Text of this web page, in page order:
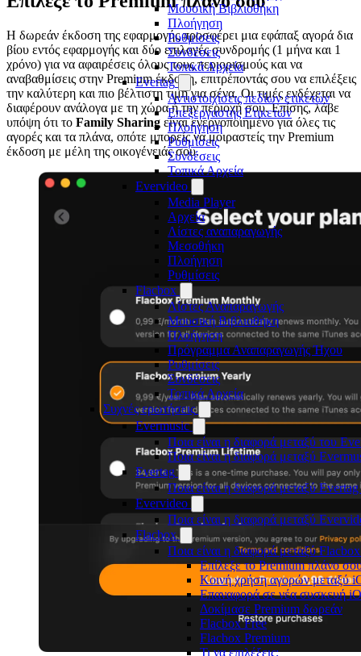
Μουσική Βιβλιοθήκη
Πλοήγηση
Ρυθμίσεις
Συνδέσεις
Τοπικά Αρχεία
Evertag
Αντιστοιχίσεις πεδίων ετικετών
Επεξεργαστής Ετικετών
Πλοήγηση
Ρυθμίσεις
Συνδέσεις
Τοπικά Αρχεία
Evervideo
Media Player
Αρχεία
Λίστες αναπαραγωγής
Μεσοθήκη
Πλοήγηση
Ρυθμίσεις
Flacbox
Λίστες Αναπαραγωγής
Μουσική Βιβλιοθήκη
Πλοήγηση
Πρόγραμμα Αναπαραγωγής Ήχου
Ρυθμίσεις
Συνδέσεις
Τοπικά Αρχεία
Συχνές ερωτήσεις
Evermusic
Ποια είναι η διαφορά μεταξύ του
Ποια είναι η διαφορά μεταξύ
Evertag
Ποια είναι η διαφορά μεταξύ
Evervideo
Ποια είναι η διαφορά μεταξύ
Flacbox
Ποια είναι η διαφορά μεταξύ
Επίλεξε το Premium πλάνο
Κοινή χρήση αγορών μεταξύ
Επαναφορά σε νέα συσκευή
Δοκίμασε Premium δωρεάν
Flacbox Free
Flacbox Premium
Τι να επιλέξεις;
Η δωρεάν έκδοση της εφαρμογής προσφέρει μια εφάπαξ αγορά δια
βίου εντός εφαρμογής και δύο επιλογές συνδρομής (1 μήνα και 1
χρόνο) για να αφαιρέσεις όλους τους περιορισμούς και να
αναβαθμίσεις στην Premium έκδοση, επιτρέποντάς σου να επιλέξεις
την καλύτερη και πιο βέλτιστη τιμή για σένα. Οι τιμές ενδέχεται να
διαφέρουν ανάλογα με τη χώρα ή την περιοχή σου. Επίσης, λάβε
υπόψη ότι το Family Sharing είναι ενεργοποιημένο για όλες τις
αγορές και τα πλάνα, οπότε μπορείς να μοιραστείς την Premium
έκδοση με μέλη της οικογένειάς σου.